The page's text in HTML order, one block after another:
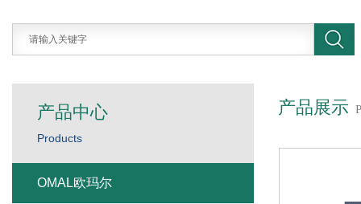
产品展示
产品中心
Products
OMAL欧玛尔